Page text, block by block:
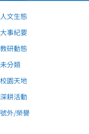
人文生態
大事紀要
教研動態
未分類
校園天地
深耕活動
號外/榮譽